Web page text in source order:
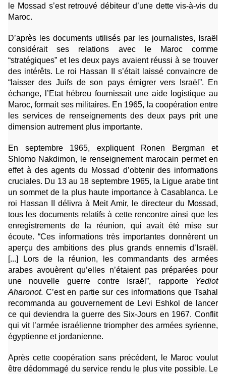
le Mossad s’est retrouvé débiteur d’une dette vis-à-vis du
Maroc.
D’après les documents utilisés par les journalistes, Israël
considérait ses relations avec le Maroc comme
“stratégiques” et les deux pays avaient réussi à se trouver
des intérêts. Le roi Hassan II s’était laissé convaincre de
“laisser des Juifs de son pays émigrer vers Israël”. En
échange, l’Etat hébreu fournissait une aide logistique au
Maroc, formait ses militaires. En 1965, la coopération entre
les services de renseignements des deux pays prit une
dimension autrement plus importante.
En septembre 1965, expliquent Ronen Bergman et
Shlomo Nakdimon, le renseignement marocain permet en
effet à des agents du Mossad d’obtenir des informations
cruciales. Du 13 au 18 septembre 1965, la Ligue arabe tint
un sommet de la plus haute importance à Casablanca. Le
roi Hassan II délivra à Meit Amir, le directeur du Mossad,
tous les documents relatifs à cette rencontre ainsi que les
enregistrements de la réunion, qui avait été mise sur
écoute. “Ces informations très importantes donnèrent un
aperçu des ambitions des plus grands ennemis d’Israël.
[...] Lors de la réunion, les commandants des armées
arabes avouèrent qu’elles n’étaient pas préparées pour
une nouvelle guerre contre Israël”, rapporte Yediot
Aharonot. C’est en partie sur ces informations que Tsahal
recommanda au gouvernement de Levi Eshkol de lancer
ce qui deviendra la guerre des Six-Jours en 1967. Conflit
qui vit l’armée israélienne triompher des armées syrienne,
égyptienne et jordanienne.
Après cette coopération sans précédent, le Maroc voulut
être dédommagé du service rendu le plus vite possible. Le